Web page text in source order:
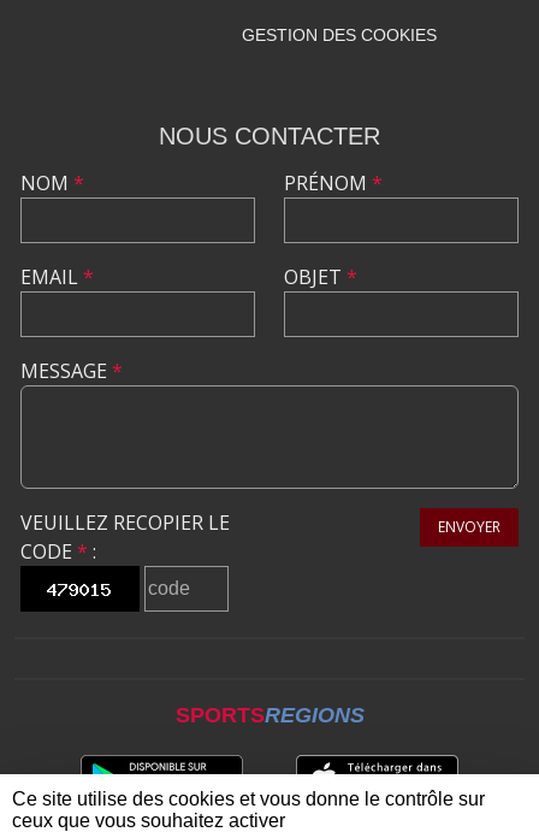
GESTION DES COOKIES
NOUS CONTACTER
NOM *
EMAIL*
PRÉNOM *
OBJET *
MESSAGE *
VEUILLEZ RECOPIER LE
CODE * :
ENVOYER
SPORTSREGIONS
Ce site utilise des cookies et vous donne le contrôle sur
ceux que vous souhaitez activer